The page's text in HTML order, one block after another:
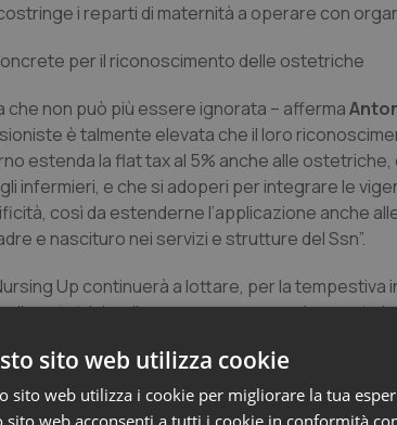
i reparti di maternità a operare con
per il riconoscimento delle ostetriche
che non può più essere ignorata – afferma
è talmente elevata che il loro
estenda la flat tax al 5% anche alle
infermieri, e che si adoperi per integrare le
così da estenderne l’applicazione anche
e nascituro nei servizi e strutture del Ssn”.
Up continuerà a lottare, per la tempestiva
alle ostetriche di recuperare economicamente
altri professionisti sanitari”, continua De
a proprio carico i relativi processi
sito web utilizza cookie
sito web utilizza i cookie per migliorare la tua
sito web acconsenti a tutti i cookie in conformità